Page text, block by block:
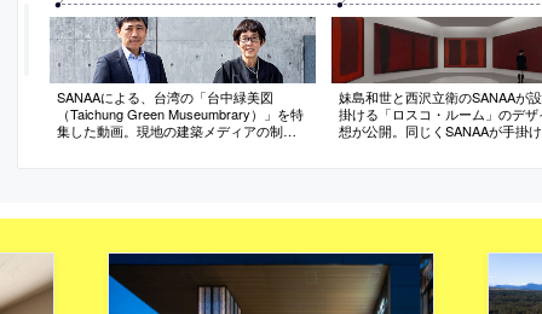
SANAAによる、台湾の「台中緑美図
（Taichung Green Museumbrary）」を特
集した動画。現地の建築メディアの制作
妹島和世と西沢立衛のSANAAが
掛ける「ロスコ・ルーム」のデザ
想が公開。同じくSANAAが手掛
としてつくられる